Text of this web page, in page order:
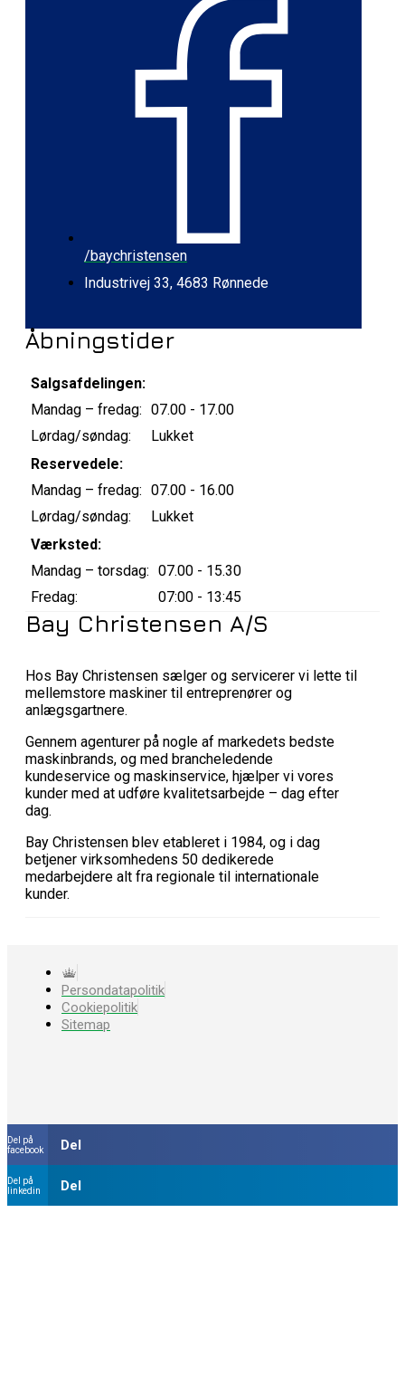
/baychristensen
Industrivej 33, 4683 Rønnede
Åbningstider
Salgsafdelingen:
Mandag – fredag: 07.00 - 17.00
Lørdag/søndag:
Lukket
Reservedele:
Mandag – fredag: 07.00 - 16.00
Lørdag/søndag:
Lukket
Værksted:
Mandag – torsdag: 07.00 - 15.30
Fredag:
07:00 - 13:45
Bay Christensen A/S
Hos Bay Christensen sælger og servicerer vi lette til
mellemstore maskiner til entreprenører og
anlægsgartnere.
Gennem agenturer på nogle af markedets bedste
maskinbrands, og med brancheledende
kundeservice og maskinservice, hjælper vi vores
kunder med at udføre kvalitetsarbejde – dag efter
dag.
Bay Christensen blev etableret i 1984, og i dag
betjener virksomhedens 50 dedikerede
medarbejdere alt fra regionale til internationale
kunder.
Persondatapolitik
Cookiepolitik
Sitemap
Del på
facebook
Del
Del på
linkedin
Del